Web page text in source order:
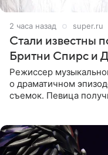
2 часа назад super.ru
Стали известны
Бритни Спирс и
Режиссер
о драматичном
съемок. Певица